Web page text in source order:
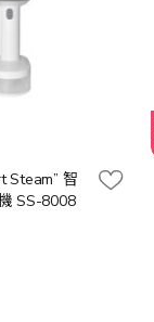
Steam” 智
SS-8008